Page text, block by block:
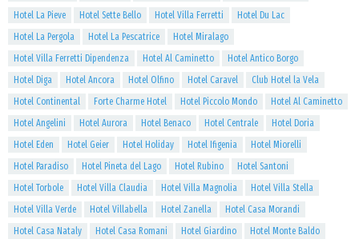
Hotel La Pieve
Hotel Sette Bello Hotel Villa Ferretti
Hotel Du Lac
Hotel La Pergola
Hotel La Pescatrice
Hotel Miralago
Hotel Villa Ferretti Dipendenza
Hotel Al Caminetto
Hotel Antico Borgo
Hotel Diga
Hotel Ancora Hotel Olfino Hotel Caravel
Club Hotel la Vela
Hotel Continental
Forte Charme Hotel Hotel Piccolo Mondo
Hotel Al Caminetto
Hotel Angelini
Hotel Aurora Hotel Benaco Hotel Centrale
Hotel Doria
Hotel Eden
Hotel Geier Hotel Holiday Hotel Ifigenia
Hotel Miorelli
Hotel Paradiso
Hotel Pineta del Lago Hotel Rubino
Hotel Santoni
Hotel Torbole
Hotel Villa Claudia Hotel Villa Magnolia
Hotel Villa Stella
Hotel Villa Verde
Hotel Villabella Hotel Zanella
Hotel Casa Morandi
Hotel Casa Nataly
Hotel Casa Romani Hotel Giardino Hotel Monte Baldo